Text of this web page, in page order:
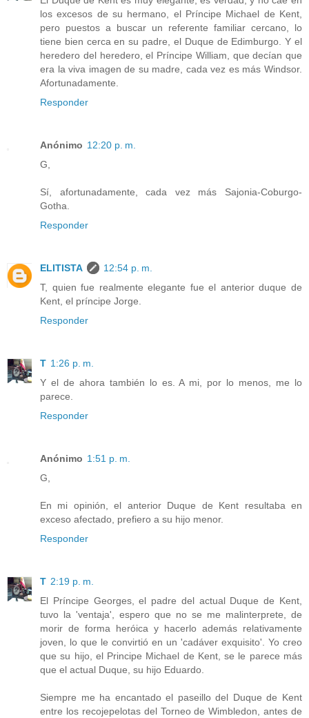
los excesos de su hermano, el Príncipe Michael de Kent,
pero puestos a buscar un referente familiar cercano, lo
tiene bien cerca en su padre, el Duque de Edimburgo. Y el
heredero del heredero, el Príncipe William, que decían que
era la viva imagen de su madre, cada vez es más Windsor.
Afortunadamente.
Responder
Anónimo 12:20 p. m.
G,
Sí, afortunadamente, cada vez más Sajonia-Coburgo-
Gotha.
Responder
ELITISTA
12:54 p. m.
T, quien fue realmente elegante fue el anterior duque de
Kent, el príncipe Jorge.
Responder
T 1:26 p. m.
Y el de ahora también lo es. A mi, por lo menos, me lo
parece.
Responder
Anónimo 1:51 p. m.
G,
En mi opinión, el anterior Duque de Kent resultaba en
exceso afectado, prefiero a su hijo menor.
Responder
T 2:19 p. m.
El Príncipe Georges, el padre del actual Duque de Kent,
tuvo la 'ventaja', espero que no se me malinterprete, de
morir de forma heróica y hacerlo además relativamente
joven, lo que le convirtió en un 'cadáver exquisito'. Yo creo
que su hijo, el Principe Michael de Kent, se le parece más
que el actual Duque, su hijo Eduardo.
Siempre me ha encantado el paseillo del Duque de Kent
entre los recojepelotas del Torneo de Wimbledon, antes de